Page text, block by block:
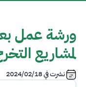
ورشة عمل
لمشاريع
نشرت في2024/02/18